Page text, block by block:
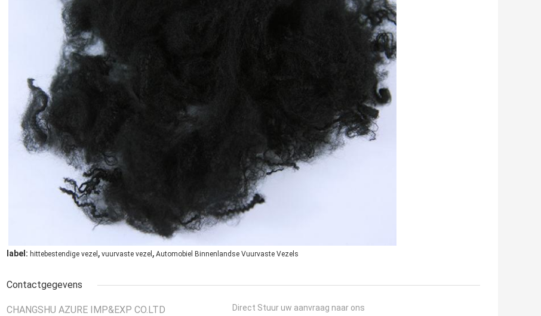
label: hittebestendige vezel , vuurvaste vezel , Automobiel Binnenlandse Vuurvaste Vezels
Contactgegevens
CHANGSHU AZURE IMP&EXP CO.LTD Direct Stuur uw aanvraag naar ons